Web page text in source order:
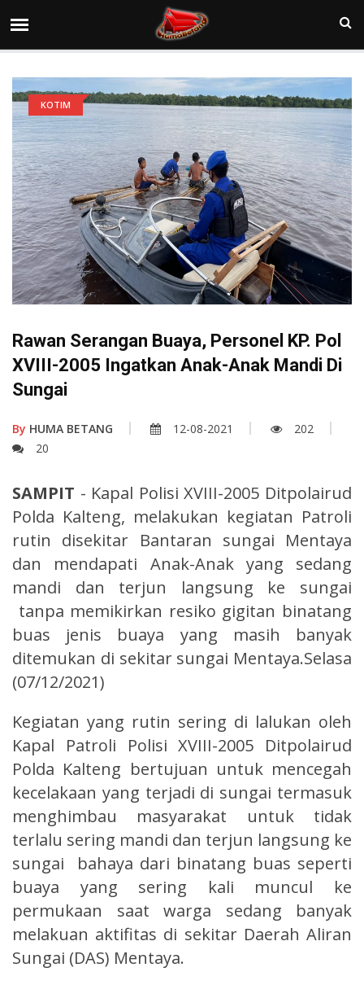
KOTIM
Rawan Serangan Buaya, Personel KP. Pol
XVIII-2005 Ingatkan Anak-Anak Mandi Di
Sungai
By HUMA BETANG 12-08-2021
202
20
SAMPIT - Kapal Polisi XVIII-2005 Ditpolairud
Polda Kalteng, melakukan kegiatan Patroli
rutin disekitar Bantaran sungai Mentaya
dan mendapati Anak-Anak yang sedang
mandi dan terjun langsung ke sungai
tanpa memikirkan resiko gigitan binatang
buas jenis buaya yang masih banyak
ditemukan di sekitar sungai Mentaya.Selasa
(07/12/2021)
Kegiatan yang rutin sering di lalukan oleh
Kapal Patroli Polisi XVIII-2005 Ditpolairud
Polda Kalteng bertujuan untuk mencegah
kecelakaan yang terjadi di sungai termasuk
menghimbau masyarakat untuk tidak
terlalu sering mandi dan terjun langsung ke
sungai bahaya dari binatang buas seperti
buaya yang sering kali muncul ke
permukaan saat warga sedang banyak
melakuan aktifitas di sekitar Daerah Aliran
Sungai (DAS) Mentaya.